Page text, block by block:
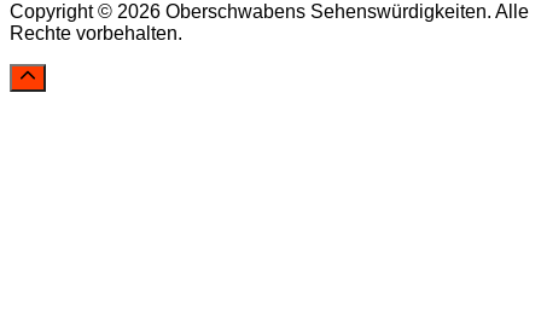
Copyright © 2026 Oberschwabens Sehenswürdigkeiten. Alle
Rechte vorbehalten.